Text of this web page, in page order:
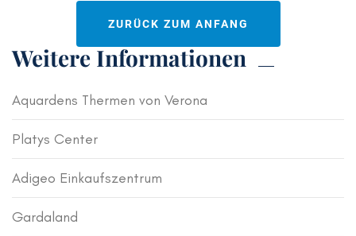
ZURÜCK ZUM ANFANG
Weitere Informationen
Aquardens Thermen von Verona
Platys Center
Adigeo Einkaufszentrum
Gardaland